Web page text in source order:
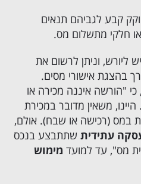
קבע לגביהם תנאים
חלקי מתשלום מס.
ליורש, וניתן לרשום את
בהצגת אישורי מסים.
כי "הורשה איננה מכירה או
משאין מדובר במכירת
במס (רכישה או שבח). אולם,
עתידית שתתבצע בנכס
מס", עד למועד מימוש